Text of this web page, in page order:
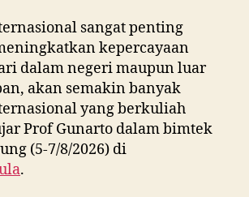
sangat penting
kepercayaan
dalam negeri maupun luar
akan semakin banyak
yang berkuliah
Prof Gunarto dalam bimtek
(5-7/8/2026) di
.